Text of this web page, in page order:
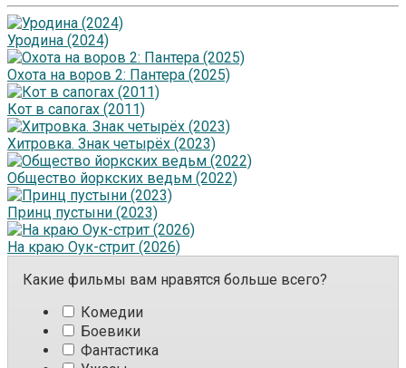
Уродина (2024)
Охота на воров 2: Пантера (2025)
Кот в сапогах (2011)
Хитровка. Знак четырёх (2023)
Общество йоркских ведьм (2022)
Принц пустыни (2023)
На краю Оук-стрит (2026)
Какие фильмы вам нравятся больше всего?
Комедии
Боевики
Фантастика